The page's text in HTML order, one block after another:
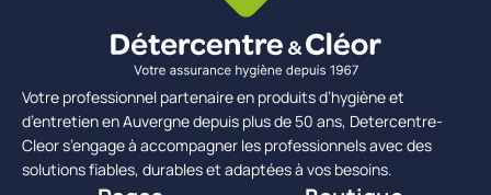
Votre professionnel partenaire en produits d’hygiène et
d’entretien en Auvergne depuis plus de 50 ans, Detercentre-
Cleor s’engage à accompagner les professionnels avec des
solutions fiables, durables et adaptées à vos besoins.